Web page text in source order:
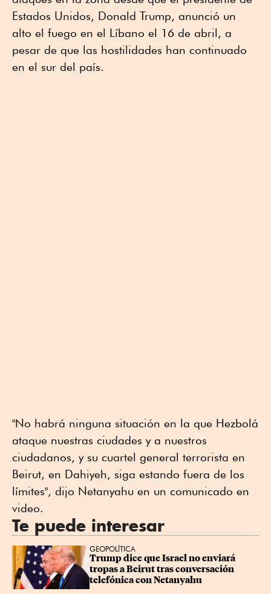
Estados Unidos, Donald Trump, anunció un
alto el fuego en el Líbano el 16 de abril, a
pesar de que las hostilidades han continuado
en el sur del país.
"No habrá ninguna situación en la que Hezbolá
ataque nuestras ciudades y a nuestros
ciudadanos, y su cuartel general terrorista en
Beirut, en Dahiyeh, siga estando fuera de los
límites", dijo Netanyahu en un comunicado en
video.
Te puede interesar
GEOPOLÍTICA
Trump dice que Israel no enviará
tropas a Beirut tras conversación
telefónica con Netanyahu